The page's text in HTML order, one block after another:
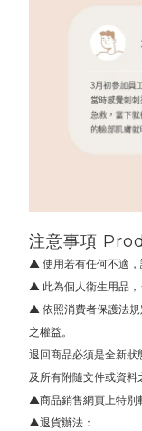
注意事項
▲ 使用若有任何不適，
▲ 此為個人衛生用品，
▲ 依照消費者保護法
之權益。
退回商品必須是全新狀
及所有附隨文件或資料
▲商品銷售網頁上特別
▲退貨辦法：